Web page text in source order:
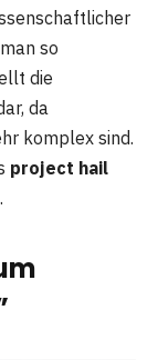
so
die
da
komplex sind.
project hail